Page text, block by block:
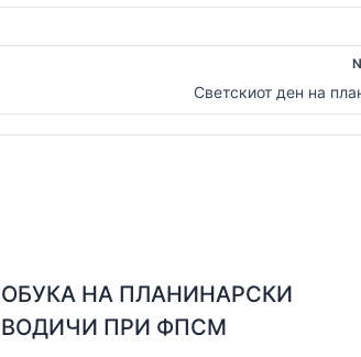
Светскиот ден на
ОБУКА НА ПЛАНИНАРСКИ
ВОДИЧИ ПРИ ФПСМ